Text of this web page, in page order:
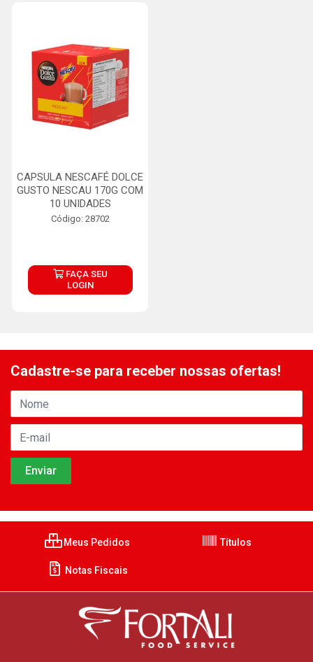
CAPSULA NESCAFÉ DOLCE
GUSTO NESCAU 170G COM
10 UNIDADES
Código: 28702
FAÇA SEU
LOGIN
Cadastre-se para receber nossas ofertas!
Meus Pedidos Títulos
Notas Fiscais